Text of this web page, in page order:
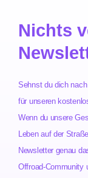
Nichts
Sehnst du dich
für unseren
Wenn du unsere
Leben auf der
Newsletter genau
Offroad-Community